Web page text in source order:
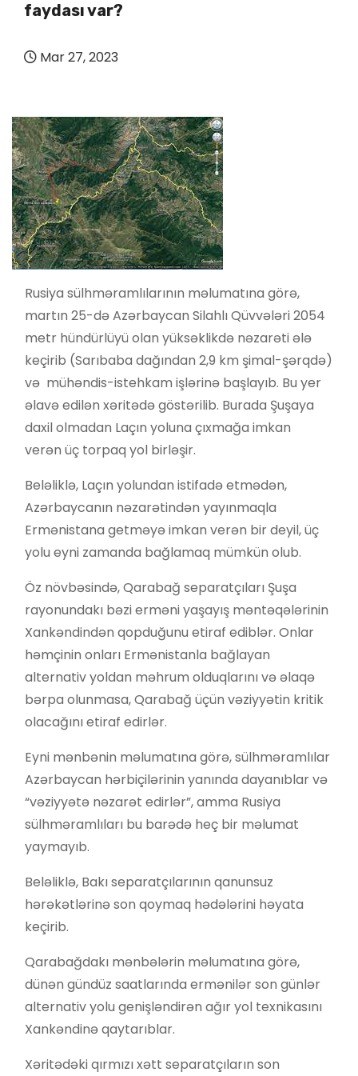
faydası var?
Mar 27, 2023
Rusiya sülhməramlılarının məlumatına görə,
martın 25-də Azərbaycan Silahlı Qüvvələri 2054
metr hündürlüyü olan yüksəklikdə nəzarəti ələ
keçirib (Sarıbaba dağından 2,9 km şimal-şərqdə)
və mühəndis-istehkam işlərinə başlayıb. Bu yer
əlavə edilən xəritədə göstərilib. Burada Şuşaya
daxil olmadan Laçın yoluna çıxmağa imkan
verən üç torpaq yol birləşir.
Beləliklə, Laçın yolundan istifadə etmədən,
Azərbaycanın nəzarətindən yayınmaqla
Ermənistana getməyə imkan verən bir deyil, üç
yolu eyni zamanda bağlamaq mümkün olub.
Öz növbəsində, Qarabağ separatçıları Şuşa
rayonundakı bəzi erməni yaşayış məntəqələrinin
Xankəndindən qopduğunu etiraf ediblər. Onlar
həmçinin onları Ermənistanla bağlayan
alternativ yoldan məhrum olduqlarını və əlaqə
bərpa olunmasa, Qarabağ üçün vəziyyətin kritik
olacağını etiraf edirlər.
Eyni mənbənin məlumatına görə, sülhməramlılar
Azərbaycan hərbiçilərinin yanında dayanıblar və
“vəziyyətə nəzarət edirlər”, amma Rusiya
sülhməramlıları bu barədə heç bir məlumat
yaymayıb.
Beləliklə, Bakı separatçılarının qanunsuz
hərəkətlərinə son qoymaq hədələrini həyata
keçirib.
Qarabağdakı mənbələrin məlumatına görə,
dünən gündüz saatlarında ermənilər son günlər
alternativ yolu genişləndirən ağır yol texnikasını
Xankəndinə qaytarıblar.
Xəritədəki qırmızı xətt separatçıların son